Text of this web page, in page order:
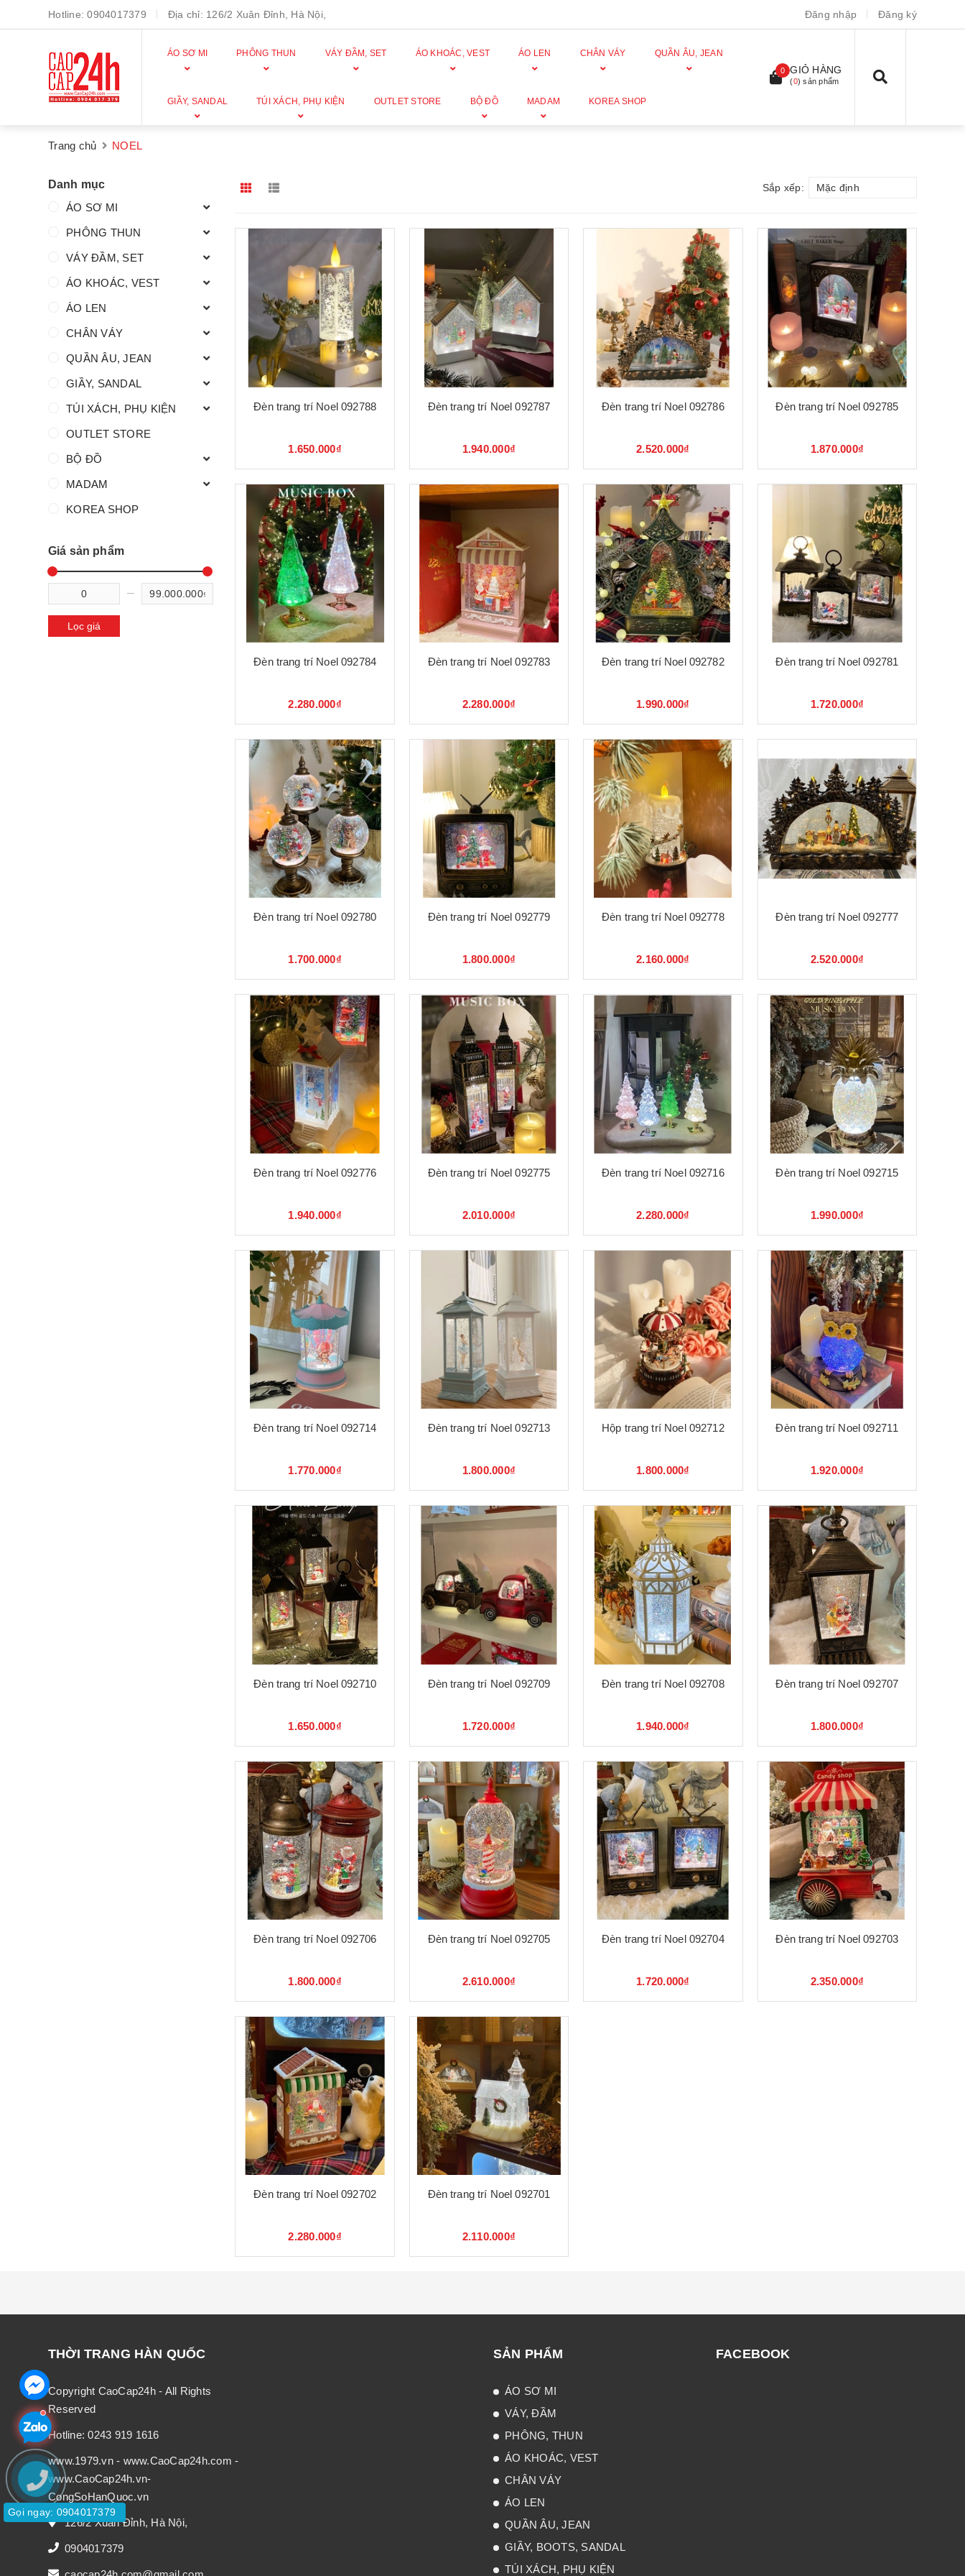
Hotline:0904017379 Địa chỉ: 126/2 Xuân Đỉnh, Hà Nội, Đăng nhập Đăng ký
ÁO SƠ MI PHÔNG THUN VÁY ĐẦM, SET ÁO KHOÁC, VEST ÁO LEN CHÂN VÁY QUẦN ÂU, JEAN
GIẦY, SANDAL TÚI XÁCH, PHỤ KIỆN OUTLET STORE BỘ ĐỒ MADAM KOREA SHOP
0 GIỎ HÀNG
(0) sản phẩm
Trang chủ NOEL
Sắp xếp: Mặc định
Đèn trang trí Noel 092788
1.650.000₫
Đèn trang trí Noel 092787
1.940.000₫
Đèn trang trí Noel 092786
2.520.000₫
Đèn trang trí Noel 092785
1.870.000₫
Đèn trang trí Noel 092784
2.280.000₫
Đèn trang trí Noel 092783
2.280.000₫
Đèn trang trí Noel 092782
1.990.000₫
Đèn trang trí Noel 092781
1.720.000₫
Đèn trang trí Noel 092780
1.700.000₫
Đèn trang trí Noel 092779
1.800.000₫
Đèn trang trí Noel 092778
2.160.000₫
Đèn trang trí Noel 092777
2.520.000₫
Đèn trang trí Noel 092776
1.940.000₫
Đèn trang trí Noel 092775
2.010.000₫
Đèn trang trí Noel 092716
2.280.000₫
Đèn trang trí Noel 092715
1.990.000₫
Đèn trang trí Noel 092714
1.770.000₫
Đèn trang trí Noel 092713
1.800.000₫
Hộp trang trí Noel 092712
1.800.000₫
Đèn trang trí Noel 092711
1.920.000₫
Đèn trang trí Noel 092710
1.650.000₫
Đèn trang trí Noel 092709
1.720.000₫
Đèn trang trí Noel 092708
1.940.000₫
Đèn trang trí Noel 092707
1.800.000₫
Đèn trang trí Noel 092706
1.800.000₫
Đèn trang trí Noel 092705
2.610.000₫
Đèn trang trí Noel 092704
1.720.000₫
Đèn trang trí Noel 092703
2.350.000₫
Đèn trang trí Noel 092702
2.280.000₫
Đèn trang trí Noel 092701
2.110.000₫
Danh mục
ÁO SƠ MI
PHÔNG THUN
VÁY ĐẦM, SET
ÁO KHOÁC, VEST
ÁO LEN
CHÂN VÁY
QUẦN ÂU, JEAN
GIẦY, SANDAL
TÚI XÁCH, PHỤ KIỆN
OUTLET STORE
BỘ ĐỒ
MADAM
KOREA SHOP
Giá sản phẩm
Lọc giá
THỜI TRANG HÀN QUỐC
Copyright CaoCap24h - All Rights
Reserved
Hotline:0243 919 1616
www.1979.vn- www.CaoCap24h.com -
www.CaoCap24h.vn-
CongSoHanQuoc.vn
126/2 Xuân Đỉnh, Hà Nội,
0904017379
SẢN PHẨM
ÁO SƠ MI
VÁY, ĐẦM
PHÔNG, THUN
ÁO KHOÁC, VEST
CHÂN VÁY
ÁO LEN
QUẦN ÂU, JEAN
GIẦY, BOOTS, SANDAL
TÚI XÁCH, PHỤ KIỆN
FACEBOOK
Gọi ngay: 0904017379